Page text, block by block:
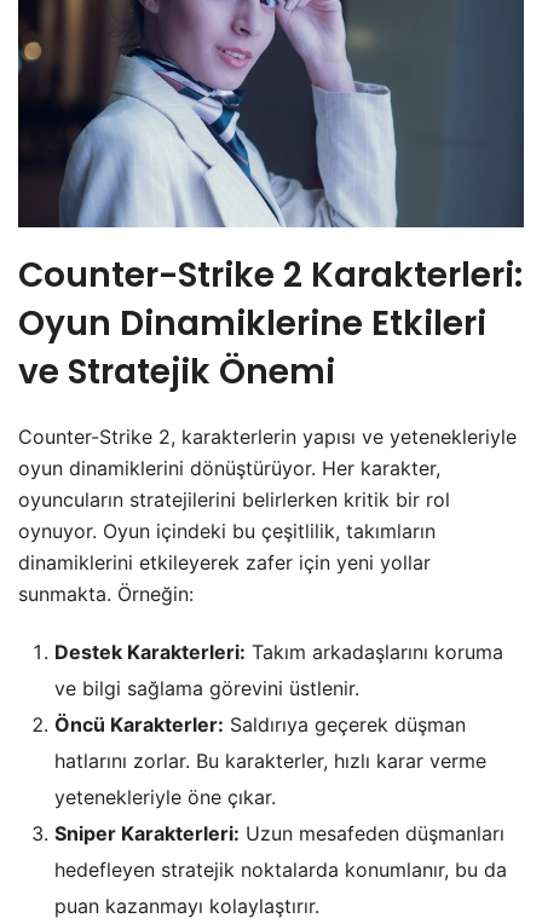
Counter-Strike 2 Karakterleri:
Oyun Dinamiklerine Etkileri
ve Stratejik Önemi
Counter-Strike 2, karakterlerin yapısı ve yetenekleriyle
oyun dinamiklerini dönüştürüyor. Her karakter,
oyuncuların stratejilerini belirlerken kritik bir rol
oynuyor. Oyun içindeki bu çeşitlilik, takımların
dinamiklerini etkileyerek zafer için yeni yollar
sunmakta. Örneğin:
Destek Karakterleri: Takım arkadaşlarını koruma
ve bilgi sağlama görevini üstlenir.
Öncü Karakterler: Saldırıya geçerek düşman
hatlarını zorlar. Bu karakterler, hızlı karar verme
yetenekleriyle öne çıkar.
Sniper Karakterleri: Uzun mesafeden düşmanları
hedefleyen stratejik noktalarda konumlanır, bu da
puan kazanmayı kolaylaştırır.